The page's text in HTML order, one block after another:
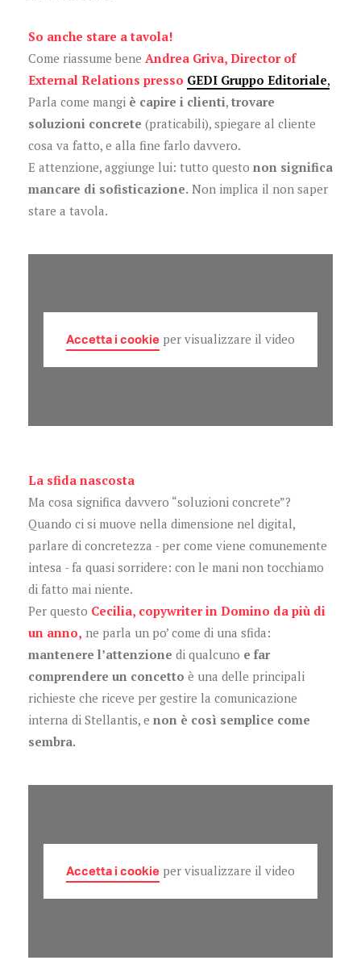
So anche stare a tavola!
Come riassume bene Andrea Griva, Director of
External Relations presso GEDI Gruppo Editoriale,
Parla come mangi è capire i clienti, trovare
soluzioni concrete (praticabili), spiegare al cliente
cosa va fatto, e alla fine farlo davvero.
E attenzione, aggiunge lui: tutto questo non significa
mancare di sofisticazione. Non implica il non saper
stare a tavola.
Accetta i cookie per visualizzare il video
La sfida nascosta
Ma cosa significa davvero “soluzioni concrete”?
Quando ci si muove nella dimensione nel digital,
parlare di concretezza - per come viene comunemente
intesa - fa quasi sorridere: con le mani non tocchiamo
di fatto mai niente.
Per questo Cecilia, copywriter in Domino da più di
un anno, ne parla un po’ come di una sfida:
mantenere l’attenzione di qualcuno e far
comprendere un concetto è una delle principali
richieste che riceve per gestire la comunicazione
interna di Stellantis, e non è così semplice come
sembra.
Accetta i cookie per visualizzare il video